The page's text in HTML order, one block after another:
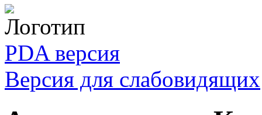
PDA версия
Версия для слабовидящих